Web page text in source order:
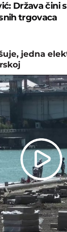
Država čini
trgovaca
jedna